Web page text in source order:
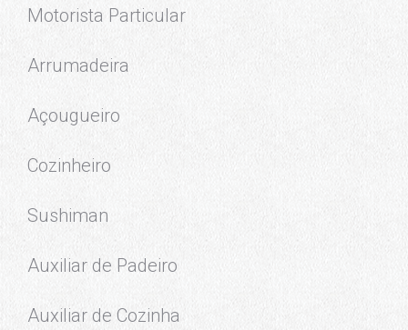
Motorista Particular
Arrumadeira
Açougueiro
Cozinheiro
Sushiman
Auxiliar de Padeiro
Auxiliar de Cozinha